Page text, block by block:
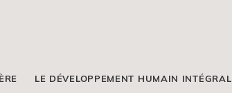
LE DÉVELOPPEMENT HUMAIN INTÉGRAL